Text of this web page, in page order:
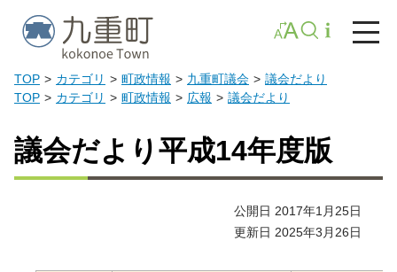
TOP カテゴリ 町政情報 九重町議会
議会だより
TOP
カテゴリ 町政情報 広報 議会だより
議会だより平成14年度版
公開日 2017年1月25日
更新日 2025年3月26日